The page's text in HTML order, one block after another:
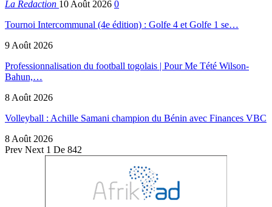
La Redaction 10 Août 2026 0
Tournoi Intercommunal (4e édition) : Golfe 4 et Golfe 1 se…
9 Août 2026
Professionnalisation du football togolais | Pour Me Tété Wilson-
Bahun,…
8 Août 2026
Volleyball : Achille Samani champion du Bénin avec Finances VBC
8 Août 2026
Prev Next 1 De 842